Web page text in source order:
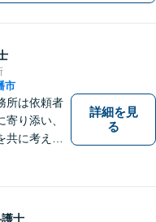
市
所は依頼者
り添い、
に考える
軽にご相談
詳細を見
る
士